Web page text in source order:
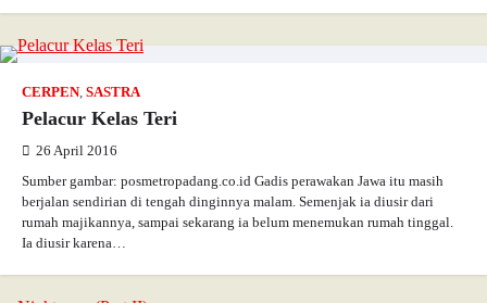
CERPEN, SASTRA
Pelacur Kelas Teri
26 April 2016
Sumber gambar: posmetropadang.co.id Gadis perawakan Jawa itu masih
berjalan sendirian di tengah dinginnya malam. Semenjak ia diusir dari
rumah majikannya, sampai sekarang ia belum menemukan rumah tinggal.
Ia diusir karena…